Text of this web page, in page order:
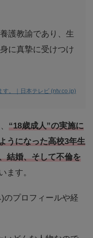
護教諭であり、生
に真摯に受けつけ
す。｜日本テレビ (ntv.co.jp)
“18歳成人”の実施に
うになった高校3年生
結婚、そして不倫を
ます。
のプロフィールや経